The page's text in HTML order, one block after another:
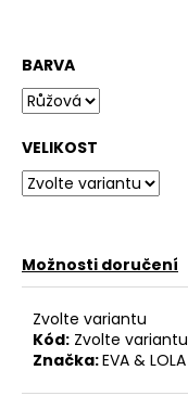
BARVA
VELIKOST
Možnosti doručení
Zvolte variantu
Kód: Zvolte variantu
Značka:EVA & LOLA
1
890
Kč